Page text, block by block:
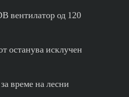
вентилатор од 120
останува исклучен
време на лесни